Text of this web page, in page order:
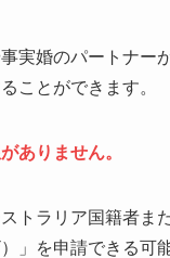
実婚のパートナー
ことができます。
ありません。
トラリア国籍者ま
」を申請できる可